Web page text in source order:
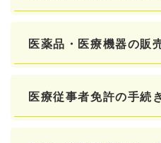
医薬品・医療機器の販
医療従事者免許の手続